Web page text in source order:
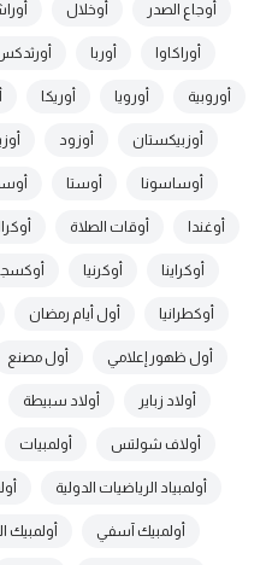
أوجاع الصدر أوخلال
أوراكاوا أوربا
أوروبية أورويا أوريكا
أوزبيكستان أوزود
أوساسونا أوستا
أوغندا أوقات الصلاة
أوكراينا أوكرنيا
أوكطرانيا أول أيام رمضان
أول ظهور إعلامي أول مصنع
أولاد زباير أولاد سبيطة
أولاف شولتس أولمبيات
أولمبياد الرياضيات الدولية
أولمبيك آسفي أولمبيك